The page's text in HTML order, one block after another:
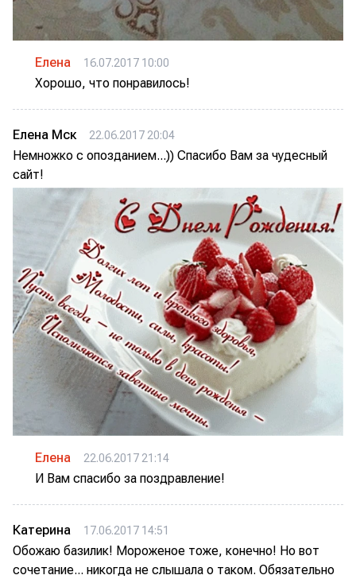
Елена 16.07.2017 10:00
Хорошо, что понравилось!
Елена Мск 22.06.2017 20:04
Немножко с опозданием...)) Спасибо Вам за чудесный
сайт!
Елена 22.06.2017 21:14
И Вам спасибо за поздравление!
Катерина 17.06.2017 14:51
Обожаю базилик! Мороженое тоже, конечно! Но вот
сочетание... никогда не слышала о таком. Обязательно